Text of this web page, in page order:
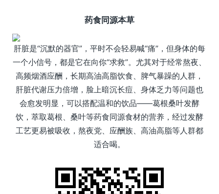
药食同源本草
肝脏是“沉默的器官”，平时不会轻易喊“痛”，但身体的每
一个小信号，都是它在向你“求救”。尤其对于经常熬夜、
高频烟酒应酬，长期高油高脂饮食、脾气暴躁的人群，
肝脏代谢压力倍增，脸上暗沉长痘、身体乏力等问题也
会愈发明显，可以搭配温和的饮品——葛根桑叶发酵
饮，萃取葛根、桑叶等药食同源食材的营养，经过发酵
工艺更易被吸收，熬夜党、应酬族、高油高脂等人群都
适合喝。